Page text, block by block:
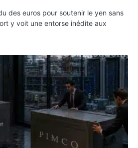
des euros pour soutenir le yen sans
y voit une entorse inédite aux
le transfert de 11 milliards de